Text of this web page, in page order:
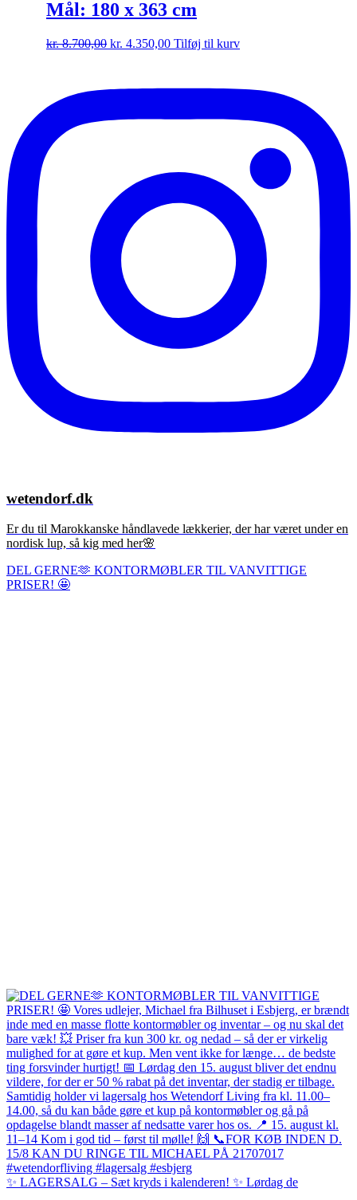
Mål: 180 x 363 cm
kr.8.700,00 Den
var:
kr. 4.350,00Den
er:
Tilføj til kurv
wetendorf.dk
Er du til Marokkanske håndlavede lækkerier, der har været under en
nordisk lup, så kig med her🌸
DEL GERNE🫶 KONTORMØBLER TIL VANVITTIGE
PRISER! 🤩
✨ LAGERSALG – Sæt kryds i kalenderen! ✨ Lørdag de